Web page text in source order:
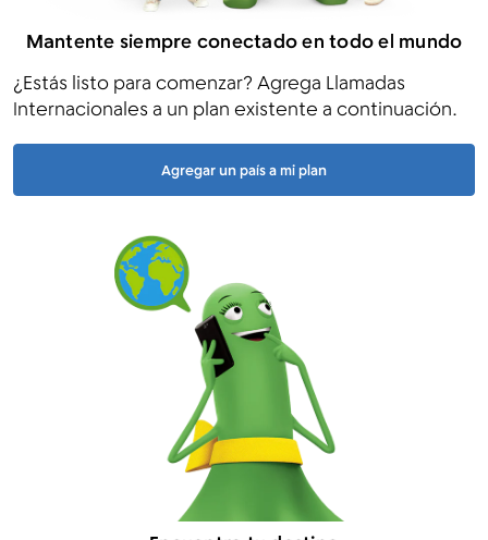
Mantente siempre conectado en todo el mundo
¿Estás listo para comenzar? Agrega Llamadas
Internacionales a un plan existente a continuación.
Agregar un país a mi plan